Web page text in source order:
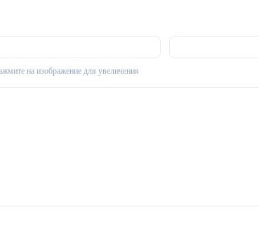
на изображение для увеличения